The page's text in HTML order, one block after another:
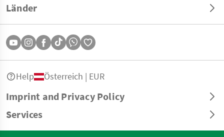
Länder
Imprint and Privacy Policy
Services
Help Österreich | EUR